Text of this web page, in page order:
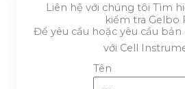
Liên hệ với chúng tôi Tìm
kiểm tra Gelbo
Để yêu cầu hoặc yêu cầu
với Cell
Tên